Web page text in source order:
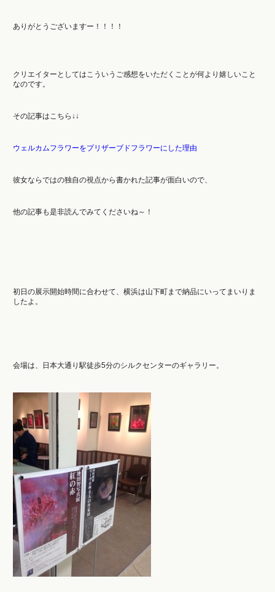
ありがとうございますー！！！！
クリエイターとしてはこういうご感想をいただくことが何より嬉しいこと
なのです。
その記事はこちら↓↓
ウェルカムフラワーをプリザーブドフラワーにした理由
彼女ならではの独自の視点から書かれた記事が面白いので、
他の記事も是非読んでみてくださいね～！
初日の展示開始時間に合わせて、横浜は山下町まで納品にいってまいりま
したよ。
会場は、日本大通り駅徒歩5分のシルクセンターのギャラリー。